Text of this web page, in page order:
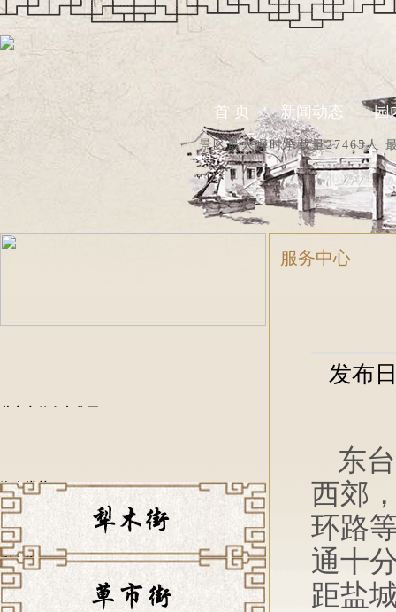
首 页 新闻动态 园
景区最大瞬时承载量27465人
海春塔苑
犁木街
服务中心
发布
东
西郊
环路
通十
距盐